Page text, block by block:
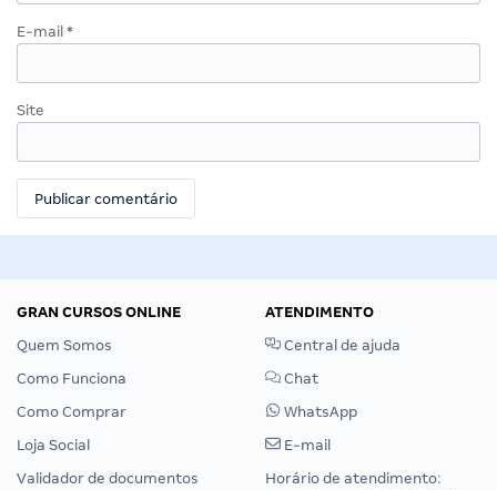
E-mail *
Site
GRAN CURSOS ONLINE
Quem Somos
Como Funciona
Como Comprar
Loja Social
Validador de documentos
ATENDIMENTO
Central de ajuda
Chat
WhatsApp
E-mail
Horário de atendimento: